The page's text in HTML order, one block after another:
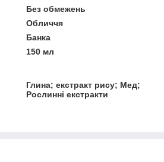
Без обмежень
Обличчя
Банка
150 мл
Глина; екстракт рису; Мед;
Рослинні екстракти